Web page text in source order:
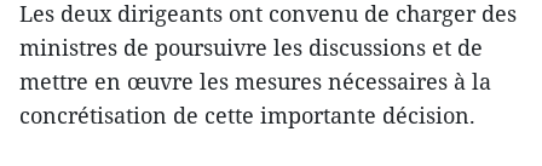
Les deux dirigeants ont convenu de charger des
ministres de poursuivre les discussions et de
mettre en œuvre les mesures nécessaires à la
concrétisation de cette importante décision.